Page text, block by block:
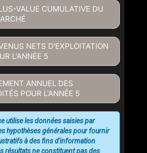
VALUE CUMULATIVE DU
NETS D'EXPLOITATION
L'ANNÉE 5
ANNUEL DES
POUR L'ANNÉE 5
utilise les données saisies par
hypothèses générales pour fournir
à des fins d'information
résultats ne constituent pas des